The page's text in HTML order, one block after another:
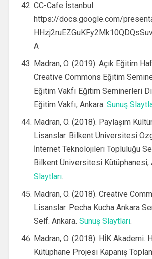
CC-Cafe İstanbul:
https://docs.google.com/
A
Madran, O. (2019). Açık Eğitim
Creative Commons Eğitim
Eğitim Vakfı Eğitim Seminerleri
Eğitim Vakfı, Ankara. Sunuş
Madran, O. (2018). Paylaşım
Lisanslar. Bilkent Üniversitesi
İnternet Teknolojileri Topluluğu
Bilkent Üniversitesi Kütüphanesi,
Slaytları.
Madran, O. (2018). Creative
Lisanslar. Pecha Kucha Ankara
Self. Ankara. Sunuş Slaytları.
Madran, O. (2018). HİK Akademi.
Kütüphane Projesi Kapanış